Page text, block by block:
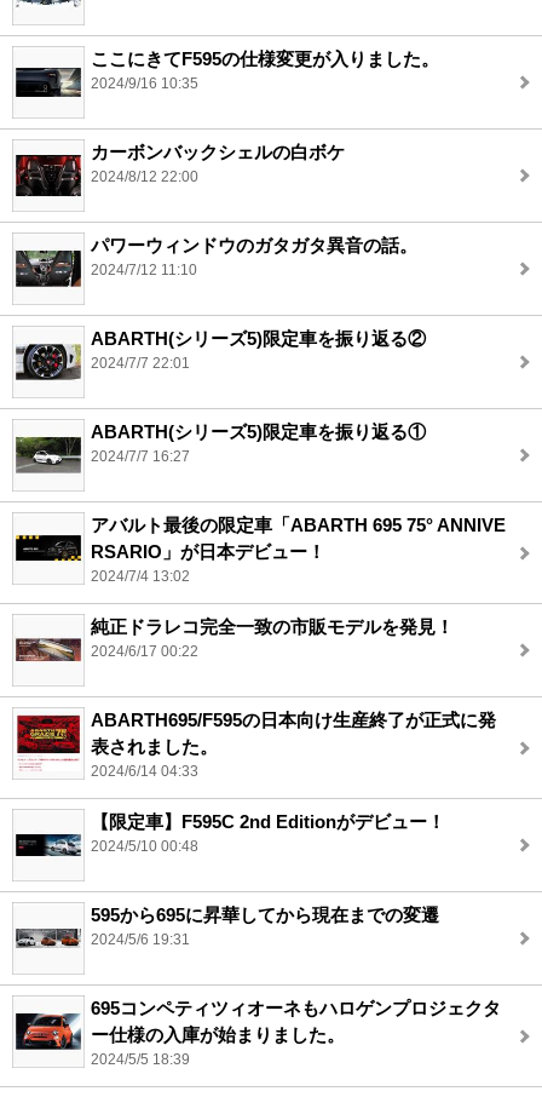
ここにきてF595の仕様変更が入りました。
2024/9/16 10:35
カーボンバックシェルの白ボケ
2024/8/12 22:00
パワーウィンドウのガタガタ異音の話。
2024/7/12 11:10
ABARTH(シリーズ5)限定車を振り返る②
2024/7/7 22:01
ABARTH(シリーズ5)限定車を振り返る①
2024/7/7 16:27
アバルト最後の限定車「ABARTH 695 75° ANNIVE
RSARIO」が日本デビュー！
2024/7/4 13:02
純正ドラレコ完全一致の市販モデルを発見！
2024/6/17 00:22
ABARTH695/F595の日本向け生産終了が正式に発
表されました。
2024/6/14 04:33
【限定車】F595C 2nd Editionがデビュー！
2024/5/10 00:48
595から695に昇華してから現在までの変遷
2024/5/6 19:31
695コンペティツィオーネもハロゲンプロジェクタ
ー仕様の入庫が始まりました。
2024/5/5 18:39